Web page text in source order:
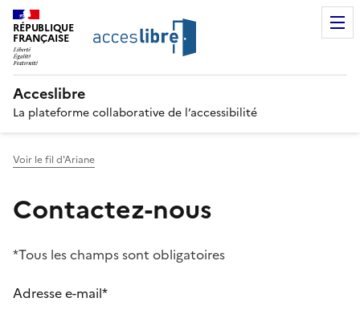
RÉPUBLIQUE
FRANÇAISE
Acceslibre
La plateforme collaborative de l’accessibilité
Voir le fil d'Ariane
Contactez-nous
*Tous les champs sont obligatoires
Adresse e-mail*